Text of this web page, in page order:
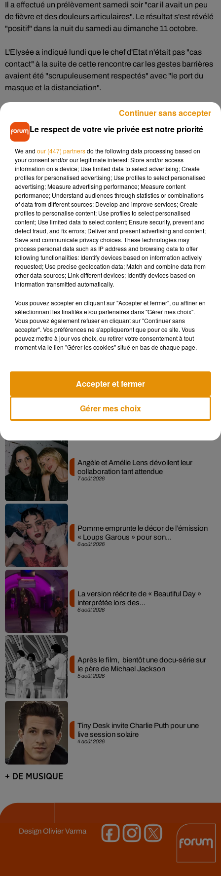
Il a effectué un prélèvement samedi soir "car il avait un peu
de fièvre et des douleurs articulaires". Le résultat s'est révélé
"positif" dans la nuit du samedi au dimanche 11 octobre.
L'Elysée a indiqué lundi que le chef d'Etat n'était pas "cas
contact" à la suite de cette rencontre car les gestes barrières
avaient été "scrupuleusement respectés" avec "le port du
masque et la distanciation".
Lors de son séjour à Paris, Edouard Fritch a aussi rencontré
le Premier ministre Jean Castex et le ministre des Outre-mer
Sébastien Lecornu une semaine plus tôt, ainsi que le
Edouard Fritch a été placé en septaine, un isolement de sept
jours. Selon le communiqué, son état n'est "pas
préoccupant".
Plusieurs ministres de son gouvernement, restés à Tahiti,
ont aussi été testés positifs ces derniers jours.
Selon les derniers chiffres communiqués par les services de
santé vendredi, la Polynésie française a recensé 2 692 cas
de Covid depuis la réouverture des frontières, le 15 juillet, et
déplore 10 décès.
(Avec AFP)
7 août 2026
Madonna sort enfin le remix de « Love
Sensation » avec Kylie Minogue
7 août 2026
Angèle et Amélie Lens dévoilent leur
collaboration tant attendue
6 août 2026
Pomme emprunte le décor de l’émission
« Loups Garous » pour son...
6 août 2026
La version réécrite de « Beautiful Day »
interprétée lors des...
5 août 2026
Après le film, bientôt une docu-série sur
le père de Michael Jackson
4 août 2026
Tiny Desk invite Charlie Puth pour une
live session solaire
+ DE MUSIQUE
DesignOlivier Varma
Le respect de votre vie privée est notre priorité
We and our (447) partnersdo the following data processing based on
your consent and/or our legitimate interest: Store and/or access
information on a device; Use limited data to select advertising; Create
profiles for personalised advertising; Use profiles to select personalised
advertising; Measure advertising performance; Measure content
performance; Understand audiences through statistics or combinations
of data from different sources; Develop and improve services; Create
profiles to personalise content; Use profiles to select personalised
content; Use limited data to select content; Ensure security, prevent and
detect fraud, and fix errors; Deliver and present advertising and content;
Save and communicate privacy choices. These technologies may
process personal data such as IP address and browsing data to offer
following functionalities: Identify devices based on information actively
requested; Use precise geolocation data; Match and combine data from
other data sources; Link different devices; Identify devices based on
information transmitted automatically.
Vous pouvez accepter en cliquant sur "Accepter et fermer", ou affiner en
sélectionnant les finalités et/ou partenaires dans "Gérer mes choix".
Vous pouvez également refuser en cliquant sur "Continuer sans
accepter". Vos préférences ne s'appliqueront que pour ce site. Vous
pouvez mettre à jour vos choix, ou retirer votre consentement à tout
moment via le lien "Gérer les cookies" situé en bas de chaque page.
Gérer mes choix
Accepter et fermer
Continuer sans accepter